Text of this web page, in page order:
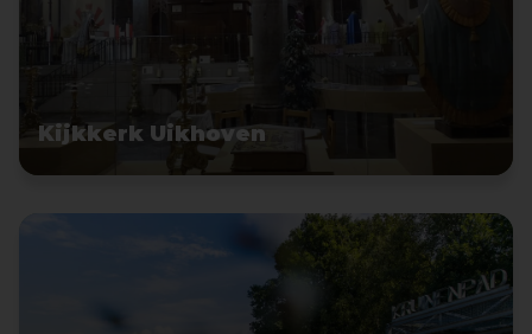
Kijkkerk Uikhoven